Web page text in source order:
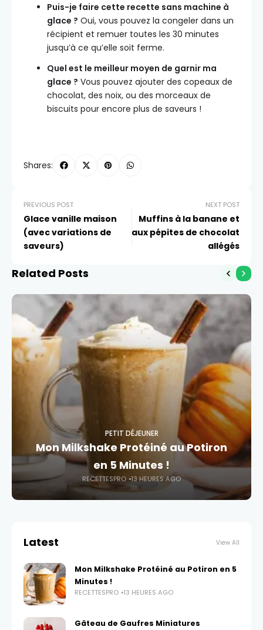
Puis-je faire cette recette sans machine à
glace ? Oui, vous pouvez la congeler dans un
récipient et remuer toutes les 30 minutes
jusqu’à ce qu’elle soit ferme.
Quel est le meilleur moyen de garnir ma
glace ? Vous pouvez ajouter des copeaux de
chocolat, des noix, ou des morceaux de
biscuits pour encore plus de saveurs !
Shares:
PREVIOUS POST
Glace vanille maison
(avec variations de
saveurs)
NEXT POST
Muffins à la banane et
aux pépites de chocolat
allégés
Related Posts
PETIT DÉJEUNER
Mon Milkshake Protéiné au Potiron
en 5 Minutes !
RECETTESPRO 13 HEURES AGO
Latest View All
Mon Milkshake Protéiné au Potiron en 5
Minutes !
RECETTESPRO 13 HEURES AGO
Gâteau de Gaufres Miniatures